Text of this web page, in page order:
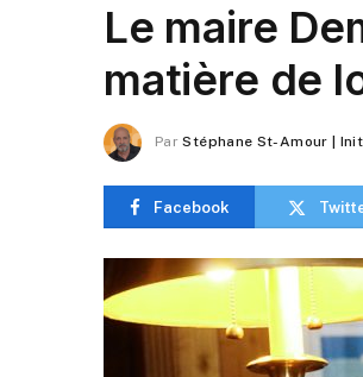
Le maire
matière de
Par Stéphane St-Amour |
Facebook